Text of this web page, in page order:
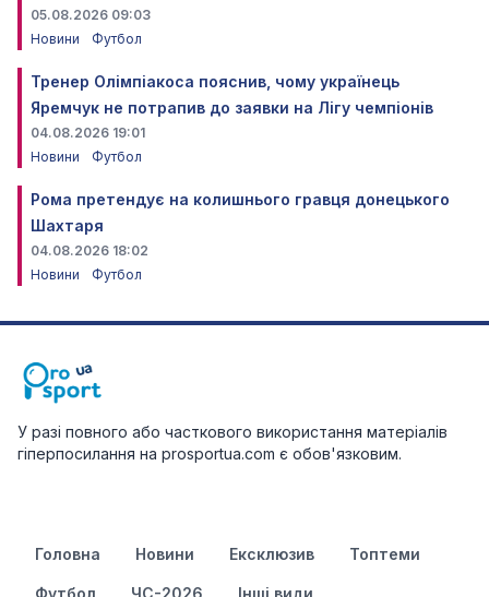
05.08.2026 09:03
Новини
Футбол
Тренер Олімпіакоса пояснив, чому українець
Яремчук не потрапив до заявки на Лігу чемпіонів
04.08.2026 19:01
Новини
Футбол
Рома претендує на колишнього гравця донецького
Шахтаря
04.08.2026 18:02
Новини
Футбол
У разі повного або часткового використання матеріалів
гіперпосилання на prosportua.com є обов'язковим.
Головна Новини Ексклюзив Топтеми
Футбол ЧС-2026 Інші види